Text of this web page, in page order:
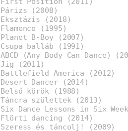
Párizs (2008)
Eksztázis (2018)
Flamenco (1995)
Planet B-Boy (2007)
Csupa balláb (1991)
ABCD (Any Body Can Dance)
Jig (2011)
Battlefield America (2012)
Desert Dancer (2014)
Belső körök (1988)
Táncra születtek (2013)
Six Dance Lessons in Six
Flörti dancing (2014)
Szeress és táncolj! (2009)